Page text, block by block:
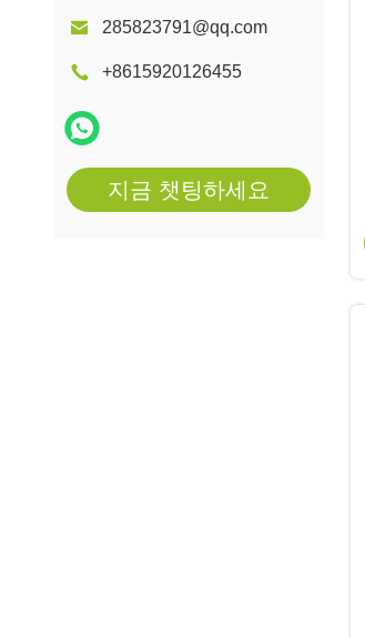
285823791@qq.com
+8615920126455
지금 챗팅하세요